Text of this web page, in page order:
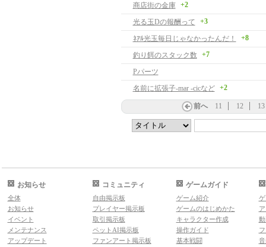
商店街の金庫 +2
光る玉Dの報酬って +3
ﾈｱﾙ光玉毎日じゃなかったんだ！ +8
釣り餌のスタック数 +7
Pパーツ
名前に拡張子-mar -cicなど
+2
前へ 11 12 13
お知らせ
全体
お知らせ
イベント
メンテナンス
アップデート
コミュニティ
自由掲示板
プレイヤー掲示板
取引掲示板
ペットAI掲示板
ファンアート掲示板
ゲームガイド
ゲーム紹介
ゲームのはじめかた
キャラクター作成
操作ガイド
基本戦闘